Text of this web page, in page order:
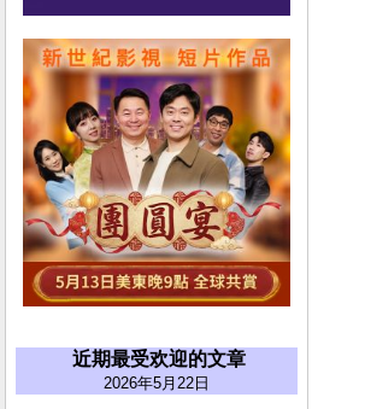
近期最受欢迎的文章
2026年5月22日